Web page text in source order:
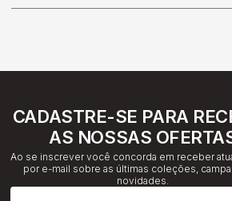
CADASTRE-SE PARA
AS NOSSAS
Ao se inscrever você concorda em receber
por e-mail sobre as últimas coleções,
novidades.